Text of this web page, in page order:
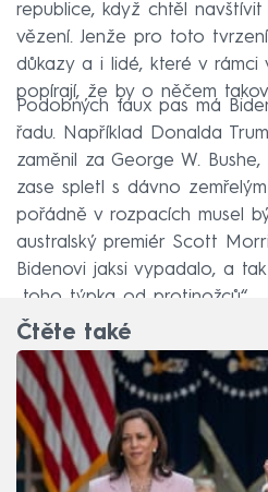
republice, když chtěl
vězení. Jenže pro toto
důkazy a i lidé, které v rámci
popírají, že by o něčem
Podobných faux pas má
řadu. Například Donalda
zaměnil za George W.
zase spletl s dávno
pořádně v rozpacích musel
australský premiér Scott
Bidenovi jaksi vypadalo, a
„toho týpka od protinožců“.
Čtěte také